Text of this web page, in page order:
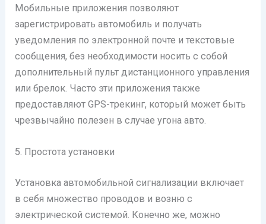
Мобильные приложения позволяют
зарегистрировать автомобиль и получать
уведомления по электронной почте и текстовые
сообщения, без необходимости носить с собой
дополнительный пульт дистанционного управления
или брелок. Часто эти приложения также
предоставляют GPS-трекинг, который может быть
чрезвычайно полезен в случае угона авто.
5. Простота установки
Установка автомобильной сигнализации включает
в себя множество проводов и возню с
электрической системой. Конечно же, можно